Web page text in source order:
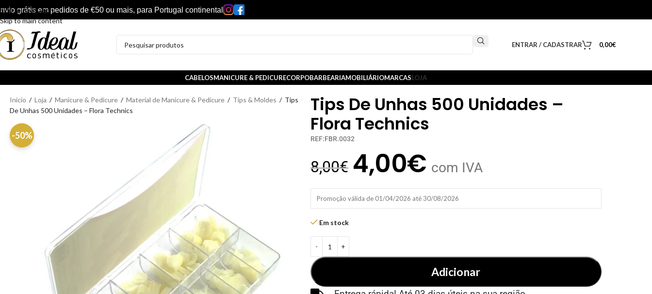
Skip to navigation
Skip to main content
grátis em pedidos de €50 ou mais, para Portugal continental
ENTRAR / CADASTRAR 0,00€
CABELOSMANICURE & PEDICURECORPOBARBEARIAMOBILIÁRIOMARCASLOJA
Início / Loja / Manicure & Pedicure / Material de Manicure & Pedicure / Tips & Moldes / Tips
De Unhas 500 Unidades – Flora Technics
-50%
Tips De Unhas 500 Unidades –
Flora Technics
REF:FBR.0032
8,00€ 4,00€ com IVA
Promoção válida de 01/04/2026 até 30/08/2026
Em stock
Adicionar